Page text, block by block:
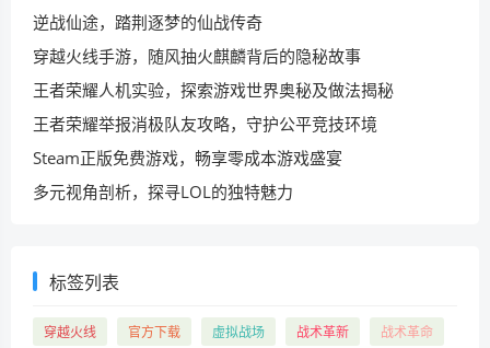
逆战仙途，踏荆逐梦的仙战传奇
穿越火线手游，随风抽火麒麟背后的隐秘故事
王者荣耀人机实验，探索游戏世界奥秘及做法揭秘
王者荣耀举报消极队友攻略，守护公平竞技环境
Steam正版免费游戏，畅享零成本游戏盛宴
多元视角剖析，探寻LOL的独特魅力
标签列表
穿越火线 官方下载 虚拟战场 战术革新 战术革命